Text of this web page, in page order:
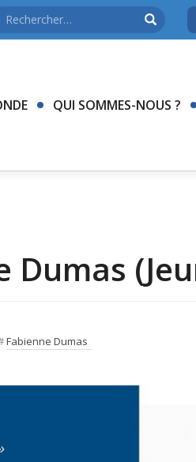
QUI SOMMES-NOUS ?
Dumas
Fabienne Dumas